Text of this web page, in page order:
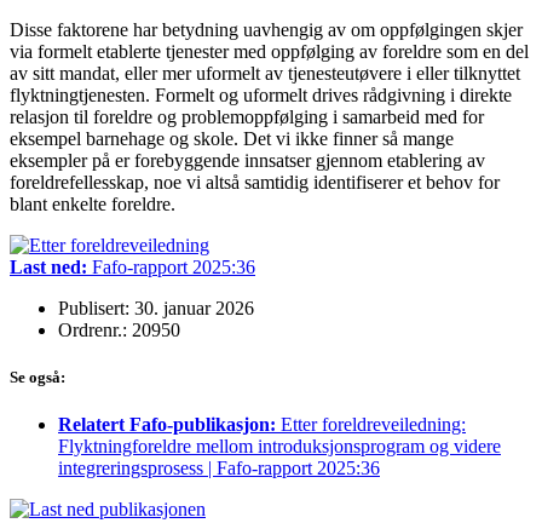
Disse faktorene har betydning uavhengig av om oppfølgingen skjer
via formelt etablerte tjenester med oppfølging av foreldre som en del
av sitt mandat, eller mer uformelt av tjenesteutøvere i eller tilknyttet
flyktningtjenesten. Formelt og uformelt drives rådgivning i direkte
relasjon til foreldre og problemoppfølging i samarbeid med for
eksempel barnehage og skole. Det vi ikke finner så mange
eksempler på er forebyggende innsatser gjennom etablering av
foreldrefellesskap, noe vi altså samtidig identifiserer et behov for
blant enkelte foreldre.
Last ned: Fafo-rapport 2025:36
Publisert: 30. januar 2026
Ordrenr.: 20950
Se også:
Relatert Fafo-publikasjon: Etter foreldreveiledning:
Flyktningforeldre mellom introduksjonsprogram og videre
integreringsprosess | Fafo-rapport 2025:36